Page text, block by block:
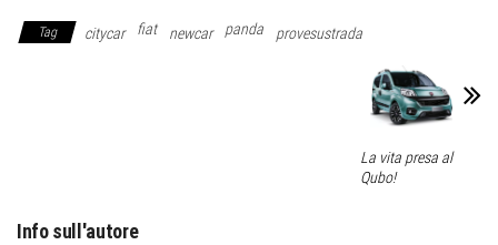
Tag citycar fiat newcar panda provesustrada
La vita presa al
Qubo!
Info sull'autore